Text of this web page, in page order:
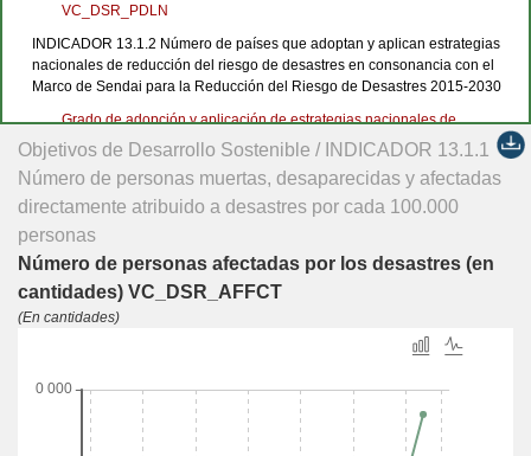
VC_DSR_PDLN
INDICADOR 13.1.2 Número de países que adoptan y aplican estrategias
nacionales de reducción del riesgo de desastres en consonancia con el
Marco de Sendai para la Reducción del Riesgo de Desastres 2015‑2030
Grado de adopción y aplicación de estrategias nacionales de
reducción del riesgo de desastres en consonancia con el Marco de
Número de países que informaron tener una estrategia nacional de
RRD alineada con el Marco de Sendai SG_DSR_SFDRR
estrategias locales de reducción del riesgo de desastres en consonancia
con las estrategias nacionales de reducción del riesgo de desastres
Proporción de gobiernos locales que adoptan y aplican estrategias
locales de reducción del riesgo de desastres en consonancia con las
porcentajes) SG_DSR_SILS
Número de gobiernos locales que adoptan y aplican estrategias
locales de reducción del riesgo de desastres en consonancia con las
Objetivos de Desarrollo Sostenible / INDICADOR 13.1.1
Número de personas muertas, desaparecidas y afectadas
directamente atribuido a desastres por cada 100.000
personas
Número de personas afectadas por los desastres (en
cantidades) VC_DSR_AFFCT
(En cantidades)